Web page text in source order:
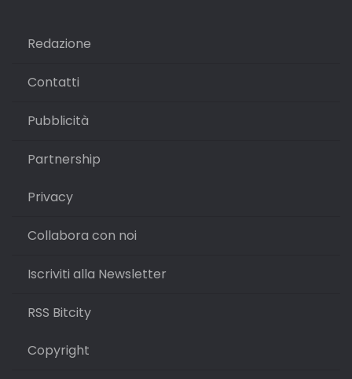
Redazione
Contatti
Pubblicità
Partnership
Privacy
Collabora con noi
Iscriviti alla Newsletter
RSS Bitcity
Copyright